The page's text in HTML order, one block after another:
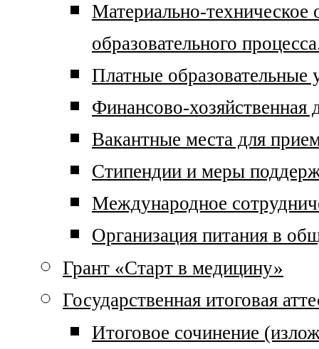
Материально-техническое
образовательного
Платные образовательные
Финансово-хозяйственная
Вакантные места для
Стипендии и меры
Международное
Организация питания в
Грант «Старт в медицину»
Государственная итоговая
Итоговое сочинение